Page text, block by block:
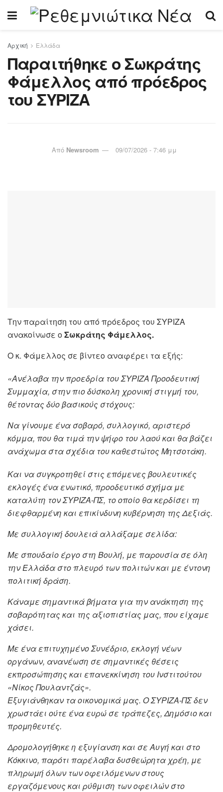
Αρχική Ελλάδα
Παραιτήθηκε ο Σωκράτης
Φάμελλος από πρόεδρος
του ΣΥΡΙΖΑ
Από Newsroom 09/07/2026 - 7:46 μμ
Την παραίτηση του από πρόεδρος του ΣΥΡΙΖΑ
ανακοίνωσε οΣωκράτης Φάμελλος.
Ο κ. Φάμελλος σε βίντεο αναφέρει τα εξής:
«Ανέλαβα την προεδρία του ΣΥΡΙΖΑ Προοδευτική
Συμμαχία, στην πιο δύσκολη χρονική στιγμή του,
θέτοντας δύο βασικούς στόχους:
Να γίνουμε ένα σοβαρό, συλλογικό, αριστερό
κόμμα, που θα τιμά την ψήφο του λαού και θα βάζει
ανάχωμα στα σχέδια του καθεστώτος Μητσοτάκη.
Και να συγκροτηθεί στις επόμενες βουλευτικές
εκλογές ένα ενωτικό, προοδευτικό σχήμα με
καταλύτη τον ΣΥΡΙΖΑ-ΠΣ, το οποίο θα κερδίσει τη
διεφθαρμένη και επικίνδυνη κυβέρνηση της Δεξιάς.
Με συλλογική δουλειά αλλάξαμε σελίδα:
Με σπουδαίο έργο στη Βουλή, με παρουσία σε όλη
την Ελλάδα στο πλευρό των πολιτών και με έντονη
πολιτική δράση.
Κάναμε σημαντικά βήματα για την ανάκτηση της
σοβαρότητας και της αξιοπιστίας μας, που είχαμε
χάσει.
Με ένα επιτυχημένο Συνέδριο, εκλογή νέων
οργάνων, ανανέωση σε σημαντικές θέσεις
εκπροσώπησης και επανεκκίνηση του Ινστιτούτου
«Νίκος Πουλαντζάς».
Εξυγιάνθηκαν τα οικονομικά μας. Ο ΣΥΡΙΖΑ-ΠΣ δεν
χρωστάει ούτε ένα ευρώ σε τράπεζες, Δημόσιο και
προμηθευτές.
Δρομολογήθηκε η εξυγίανση και σε Αυγή και στο
Κόκκινο, παρότι παρέλαβα δυσθεώρητα χρέη, με
πληρωμή όλων των οφειλόμενων στους
εργαζόμενους και ρύθμιση των οφειλών στο